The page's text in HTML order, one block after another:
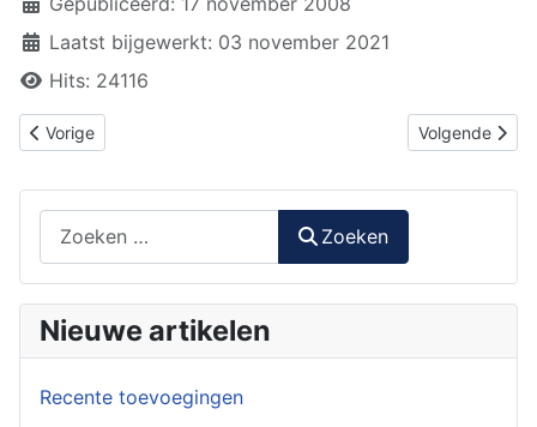
Laatst bijgewerkt: 03 november 2021
Hits: 24116
Vorig artikel: De gemeente van de eindtijd: Gods Woord ter
Vorige Volgende
Volgende
Zoeken
Nieuwe artikelen
Recente toevoegingen